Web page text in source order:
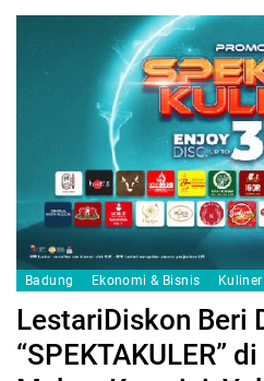
Badung Ekonomi & Bisnis Kuliner
LestariDiskon Beri
“SPEKTAKULER”